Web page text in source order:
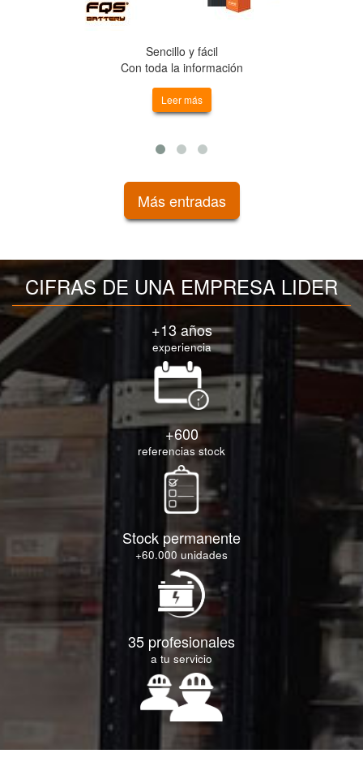
Sencillo y fácil
Con toda la información
Leer más
Más entradas
CIFRAS DE UNA EMPRESA LIDER
+13 años
experiencia
+600
referencias stock
Stock permanente
+60.000 unidades
35 profesionales
a tu servicio